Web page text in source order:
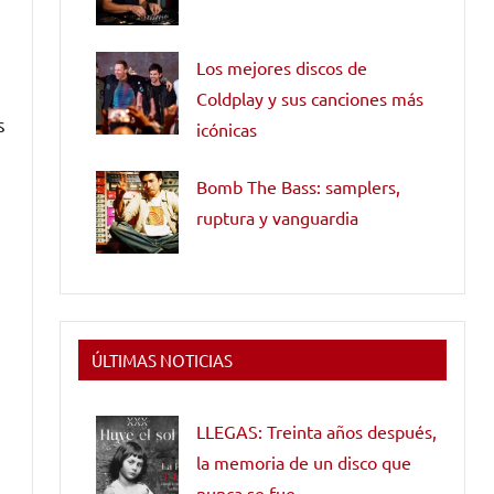
Los mejores discos de
Coldplay y sus canciones más
icónicas
Bomb The Bass: samplers,
ruptura y vanguardia
ÚLTIMAS NOTICIAS
LLEGAS: Treinta años después,
la memoria de un disco que